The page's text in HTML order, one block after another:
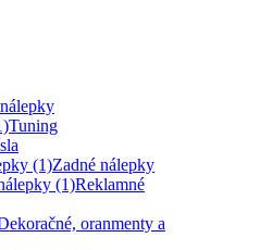
Tuning
Zadné nálepky
Reklamné
oranmenty a